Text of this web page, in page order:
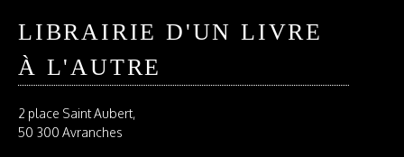
LIBRAIRIE D'UN LIVRE
À L'AUTRE
2 place Saint Aubert,
50 300 Avranches